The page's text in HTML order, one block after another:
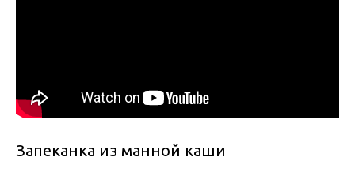
Запеканка из манной каши